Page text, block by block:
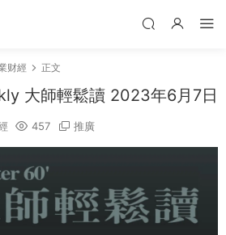
财經 正文
大師輕鬆讀 2023年6月7日
457 推廣